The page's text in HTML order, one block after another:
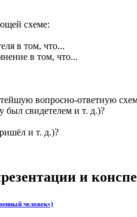
схеме:
в том, что...
в том, что...
вопросно-ответную
был свидетелем и т. д.)?
и т. д.)?
и
человек»)